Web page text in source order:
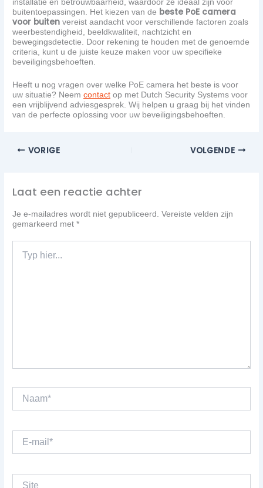
installatie en betrouwbaarheid, waardoor ze ideaal zijn voor
buitentoepassingen. Het kiezen van de beste PoE camera
voor buiten vereist aandacht voor verschillende factoren zoals
weerbestendigheid, beeldkwaliteit, nachtzicht en
bewegingsdetectie. Door rekening te houden met de genoemde
criteria, kunt u de juiste keuze maken voor uw specifieke
beveiligingsbehoeften.
Heeft u nog vragen over welke PoE camera het beste is voor
uw situatie? Neemcontact op met Dutch Security Systems voor
een vrijblijvend adviesgesprek. Wij helpen u graag bij het vinden
van de perfecte oplossing voor uw beveiligingsbehoeften.
VORIGE VOLGENDE
Laat een reactie achter
Je e-mailadres wordt niet gepubliceerd.
Vereiste velden zijn
gemarkeerd met*
hier...
Naam*
mail*
Site